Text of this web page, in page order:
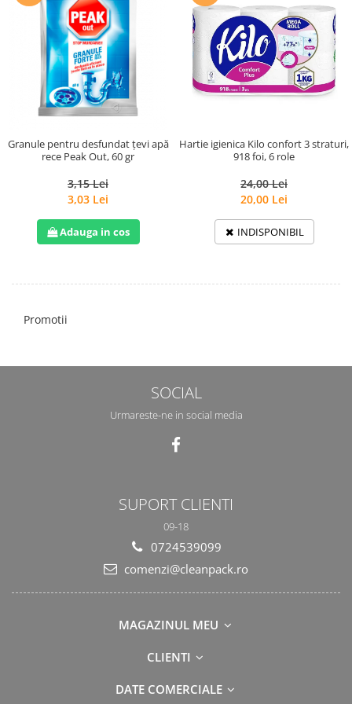
Granule pentru desfundat țevi apă
rece Peak Out, 60 gr
3,15 Lei
3,03 Lei
Adauga in cos
Hartie igienica Kilo confort 3 straturi,
918 foi, 6 role
24,00 Lei
20,00 Lei
INDISPONIBIL
Promotii
SOCIAL
Urmareste-ne in social media
SUPORT CLIENTI
09-18
0724539099
comenzi@cleanpack.ro
MAGAZINUL MEU
CLIENTI
DATE COMERCIALE